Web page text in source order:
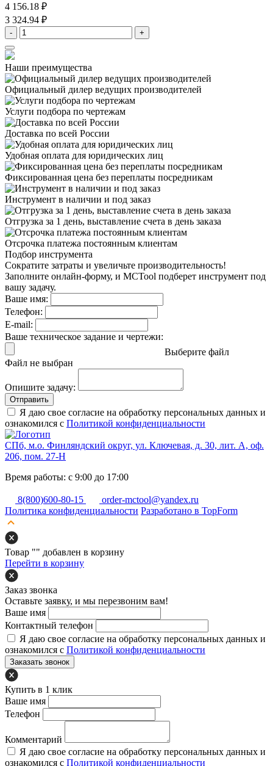
4 156.18 ₽
3 324.94 ₽
- +
Наши преимущества
Официальный дилер ведущих производителей
Услуги подбора по чертежам
Доставка по всей России
Удобная оплата для юридических лиц
Фиксированная цена без переплаты посредникам
Инструмент в наличии и под заказ
Отгрузка за 1 день, выставление счета в день заказа
Отсрочка платежа постоянным клиентам
Подбор инструмента
Сократите затраты и увеличьте производительность!
Заполните онлайн-форму, и MCTool подберет инструмент под
вашу задачу.
Ваше имя:
Телефон:
E-mail:
Ваше техническое задание и чертежи:
Выберите файл
Файл не выбран
Опишите задачу:
Отправить
Я даю свое согласие на обработку персональных данных и
ознакомился с Политикой конфиденциальности
СПб, м.о. Финляндский округ, ул. Ключевая, д. 30, лит. А, оф.
206, пом. 27-Н
Время работы: с 9:00 до 17:00
8(800)600-80-15
order-mctool@yandex.ru
Политика конфиденциальности Разработано в TopForm
Товар "" добавлен в корзину
Перейти в корзину
Заказ звонка
Оставьте заявку, и мы перезвоним вам!
Ваше имя
Контактный телефон
Я даю свое согласие на обработку персональных данных и
ознакомился с Политикой конфиденциальности
Заказать звонок
Купить в 1 клик
Ваше имя
Телефон
Комментарий
Я даю свое согласие на обработку персональных данных и
ознакомился с Политикой конфиденциальности